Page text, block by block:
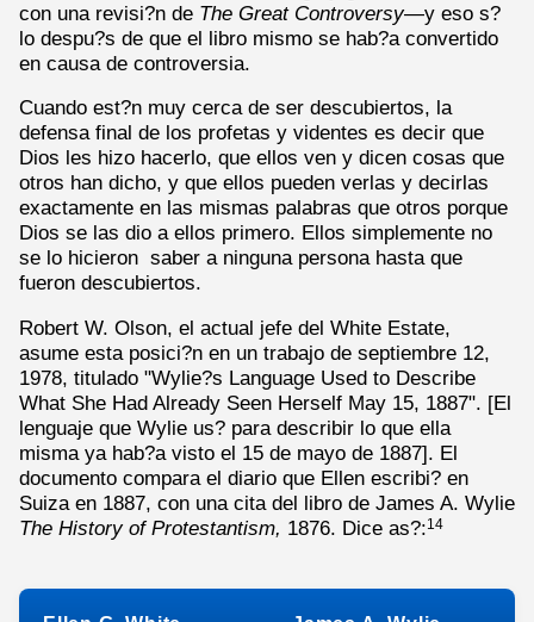
con una revisi?n de The Great Controversy—y eso s?
lo despu?s de que el libro mismo se hab?a convertido
en causa de controversia.
Cuando est?n muy cerca de ser descubiertos, la
defensa final de los profetas y videntes es decir que
Dios les hizo hacerlo, que ellos ven y dicen cosas que
otros han dicho, y que ellos pueden verlas y decirlas
exactamente en las mismas palabras que otros porque
Dios se las dio a ellos primero. Ellos simplemente no
se lo hicieron saber a ninguna persona hasta que
fueron descubiertos.
Robert W. Olson, el actual jefe del White Estate,
asume esta posici?n en un trabajo de septiembre 12,
1978, titulado "Wylie?s Language Used to Describe
What She Had Already Seen Herself May 15, 1887". [El
lenguaje que Wylie us? para describir lo que ella
misma ya hab?a visto el 15 de mayo de 1887]. El
documento compara el diario que Ellen escribi? en
Suiza en 1887, con una cita del libro de James A. Wylie
The History of Protestantism,
1876. Dice as?:14